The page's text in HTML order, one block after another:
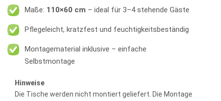
Maße: 110×60 cm – ideal für 3–4 stehende Gäste
Pflegeleicht, kratzfest und feuchtigkeitsbeständig
Montagematerial inklusive – einfache
Selbstmontage
Hinweise
Die Tische werden nicht montiert geliefert. Die Montage